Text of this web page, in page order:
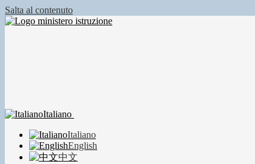
Salta al contenuto
Italiano
Italiano
English
中文